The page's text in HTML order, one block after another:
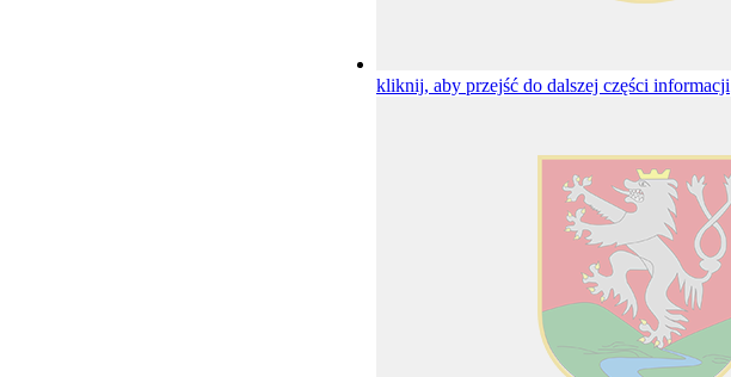
kliknij, aby przejść do dalszej części informacji